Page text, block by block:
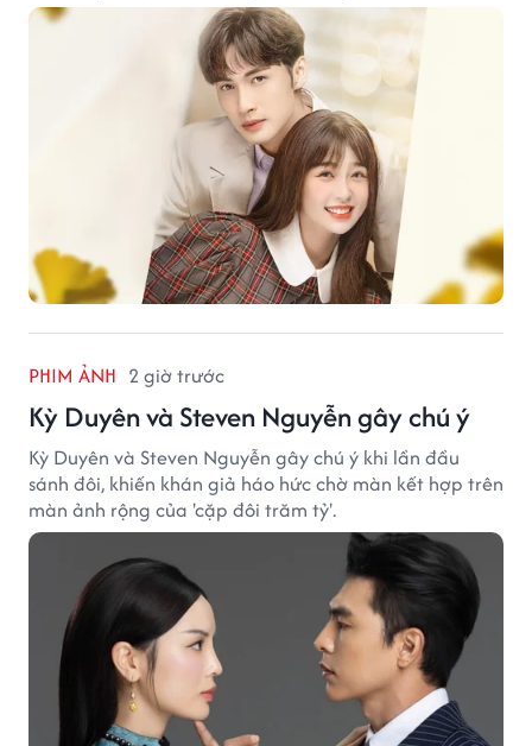
PHIM ẢNH 2 giờ trước
Kỳ Duyên và Steven Nguyễn gây chú ý
Kỳ Duyên và Steven Nguyễn gây chú ý khi lần đầu
sánh đôi, khiến khán giả háo hức chờ màn kết hợp trên
màn ảnh rộng của 'cặp đôi trăm tỷ'.